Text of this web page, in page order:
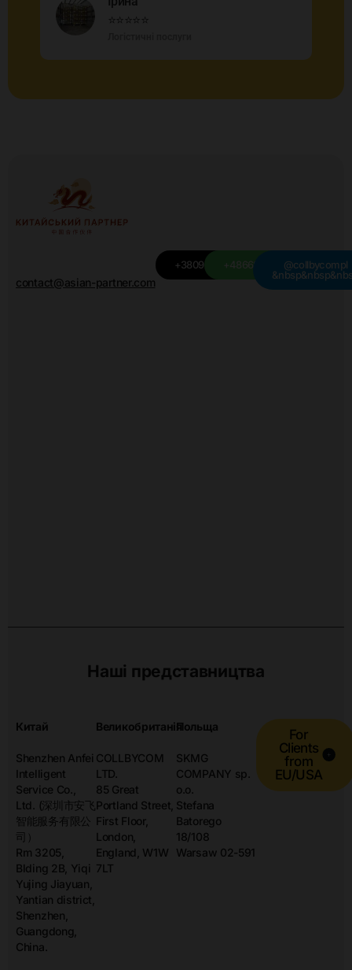
⭐⭐⭐⭐⭐
contact@asian-partner.com
+380949501115+48668439709@collbycompl
Наші представництва
Китай
Shenzhen Anfei
Intelligent
Service Co.,
Ltd. (深圳市安飞
智能服务有限公
司）
Rm 3205,
Blding 2B, Yiqi
Yujing Jiayuan,
Yantian district,
Shenzhen,
Guangdong,
China.
Великобританія
COLLBYCOM
LTD.
85 Great
Portland Street,
First Floor,
London,
England, W1W
7LT
Польща
SKMG
COMPANY sp.
o.o.
Stefana
Batorego
18/108
Warsaw 02-591
For
Clients
from
EU/USA